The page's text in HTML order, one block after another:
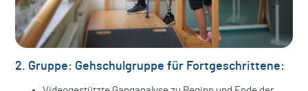
2. Gruppe: Gehschulgruppe für Fortgeschrittene: